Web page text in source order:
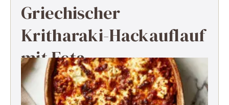
Griechischer
Kritharaki-Hackauflauf
mit Feta